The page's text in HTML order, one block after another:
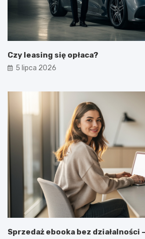
Czy leasing się opłaca?
5 lipca 2026
Sprzedaż ebooka bez działalności